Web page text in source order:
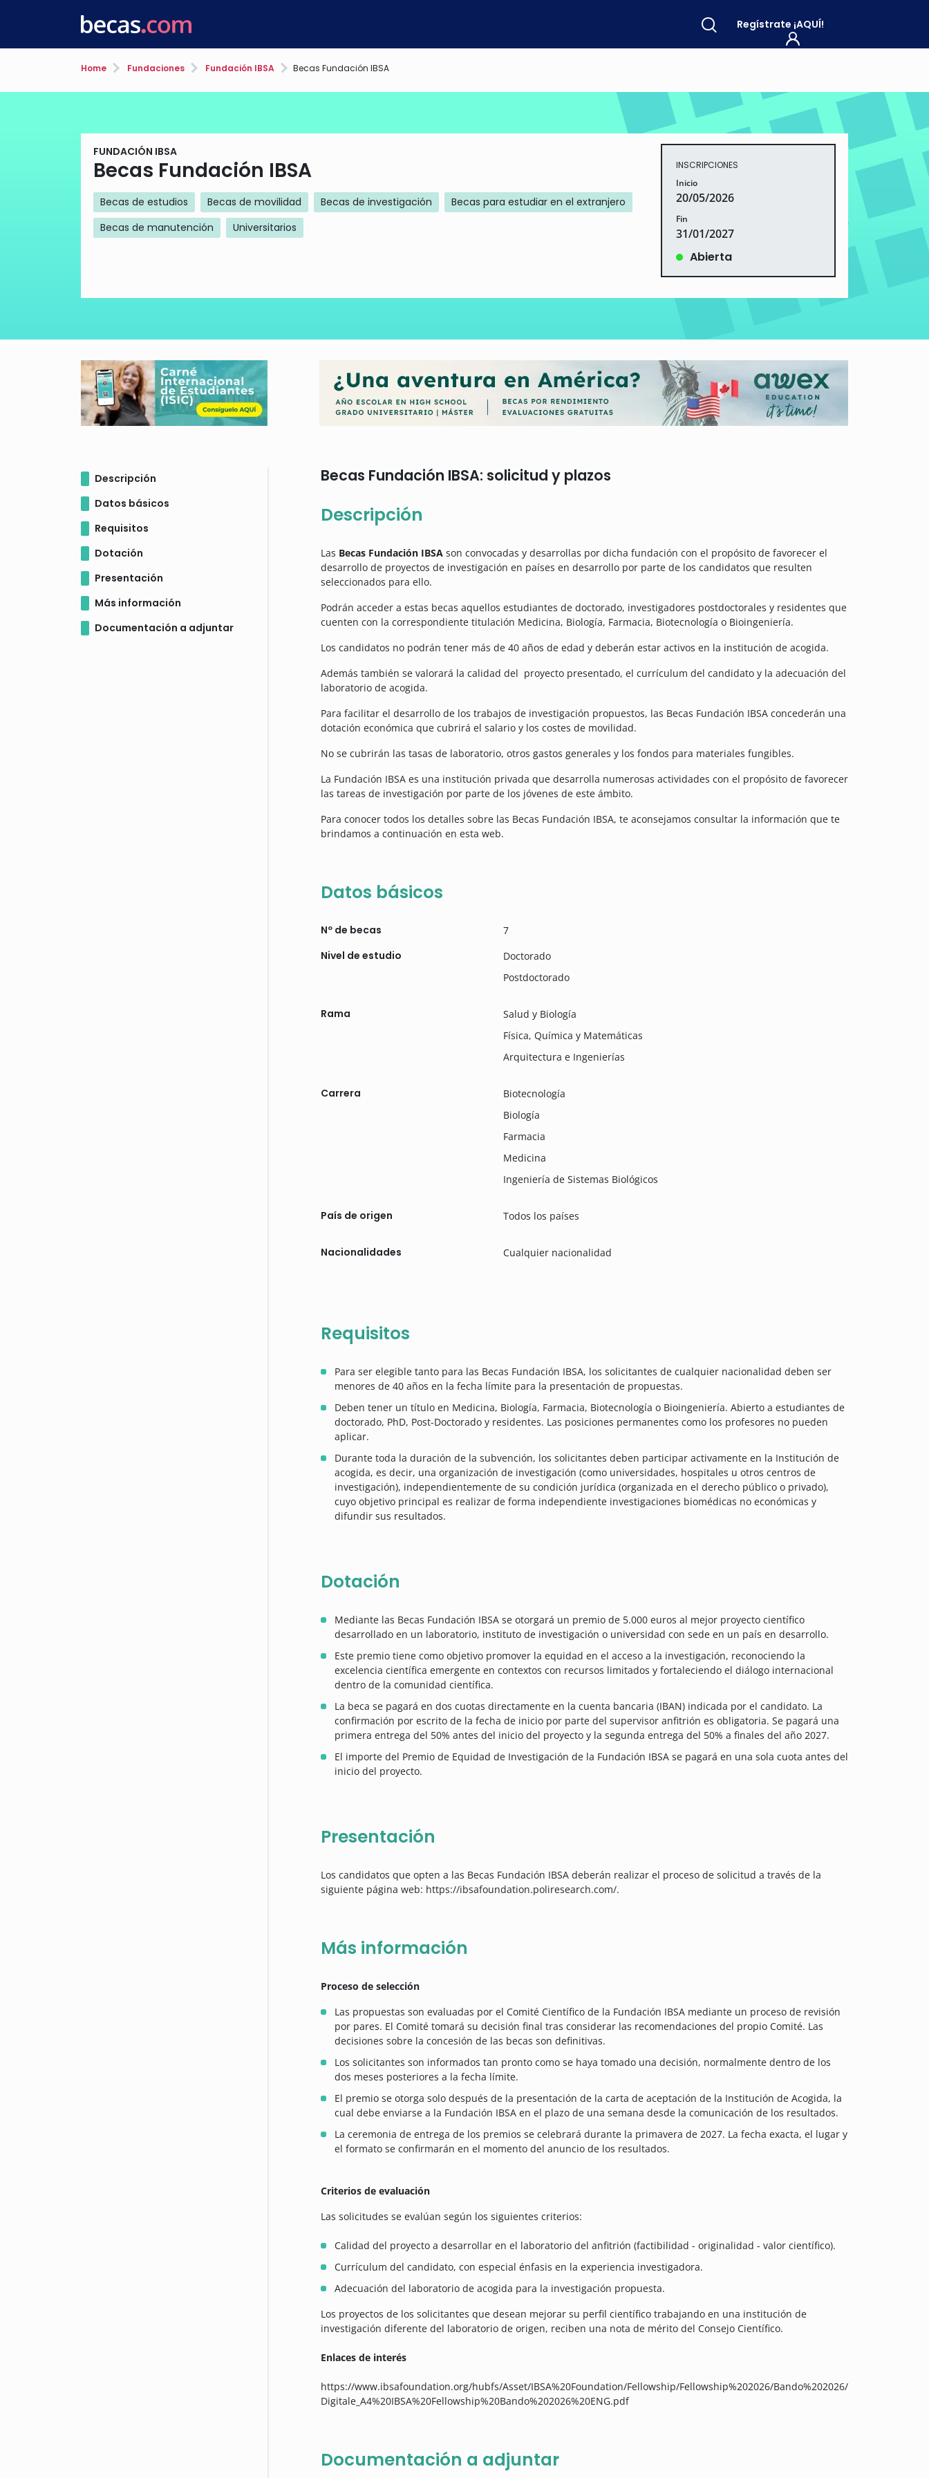
Regístrate ¡AQUÍ!
Home Fundaciones Fundación IBSA Becas Fundación IBSA
FUNDACIÓN IBSA
Becas Fundación IBSA
Becas de estudios Becas de movilidad Becas de investigación
Becas para estudiar en el extranjero
Becas de manutención
Universitarios
INSCRIPCIONES
Inicio
20/05/2026
Fin
31/01/2027
Abierta
Descripción
Datos básicos
Requisitos
Dotación
Presentación
Más información
Documentación a adjuntar
Becas Fundación IBSA: solicitud y plazos
Descripción
Las Becas Fundación IBSA son convocadas y desarrollas por dicha fundación con el propósito de favorecer el
desarrollo de proyectos de investigación en países en desarrollo por parte de los candidatos que resulten
seleccionados para ello.
Podrán acceder a estas becas aquellos estudiantes de doctorado, investigadores postdoctorales y residentes que
cuenten con la correspondiente titulación Medicina, Biología, Farmacia, Biotecnología o Bioingeniería.
Los candidatos no podrán tener más de 40 años de edad y deberán estar activos en la institución de acogida.
Además también se valorará la calidad del proyecto presentado, el currículum del candidato y la adecuación del
laboratorio de acogida.
Para facilitar el desarrollo de los trabajos de investigación propuestos, las Becas Fundación IBSA concederán una
dotación económica que cubrirá el salario y los costes de movilidad.
No se cubrirán las tasas de laboratorio, otros gastos generales y los fondos para materiales fungibles.
La Fundación IBSA es una institución privada que desarrolla numerosas actividades con el propósito de favorecer
las tareas de investigación por parte de los jóvenes de este ámbito.
Para conocer todos los detalles sobre las Becas Fundación IBSA, te aconsejamos consultar la información que te
brindamos a continuación en esta web.
Datos básicos
Nº de becas 7
Nivel de estudio
Doctorado
Postdoctorado
Rama
Salud y Biología
Física, Química y Matemáticas
Arquitectura e Ingenierías
Carrera
Biotecnología
Biología
Farmacia
Medicina
Ingeniería de Sistemas Biológicos
País de origen Todos los países
Nacionalidades Cualquier nacionalidad
Requisitos
Para ser elegible tanto para las Becas Fundación IBSA, los solicitantes de cualquier nacionalidad deben ser
menores de 40 años en la fecha límite para la presentación de propuestas.
Deben tener un título en Medicina, Biología, Farmacia, Biotecnología o Bioingeniería. Abierto a estudiantes de
doctorado, PhD, Post-Doctorado y residentes. Las posiciones permanentes como los profesores no pueden
aplicar.
Durante toda la duración de la subvención, los solicitantes deben participar activamente en la Institución de
acogida, es decir, una organización de investigación (como universidades, hospitales u otros centros de
investigación), independientemente de su condición jurídica (organizada en el derecho público o privado),
cuyo objetivo principal es realizar de forma independiente investigaciones biomédicas no económicas y
difundir sus resultados.
Dotación
Mediante las Becas Fundación IBSA se otorgará un premio de 5.000 euros al mejor proyecto científico
desarrollado en un laboratorio, instituto de investigación o universidad con sede en un país en desarrollo.
Este premio tiene como objetivo promover la equidad en el acceso a la investigación, reconociendo la
excelencia científica emergente en contextos con recursos limitados y fortaleciendo el diálogo internacional
dentro de la comunidad científica.
La beca se pagará en dos cuotas directamente en la cuenta bancaria (IBAN) indicada por el candidato. La
confirmación por escrito de la fecha de inicio por parte del supervisor anfitrión es obligatoria. Se pagará una
primera entrega del 50% antes del inicio del proyecto y la segunda entrega del 50% a finales del año 2027.
El importe del Premio de Equidad de Investigación de la Fundación IBSA se pagará en una sola cuota antes del
inicio del proyecto.
Presentación
Los candidatos que opten a las Becas Fundación IBSA deberán realizar el proceso de solicitud a través de la
siguiente página web: https://ibsafoundation.poliresearch.com/.
Más información
Proceso de selección
Las propuestas son evaluadas por el Comité Científico de la Fundación IBSA mediante un proceso de revisión
por pares. El Comité tomará su decisión final tras considerar las recomendaciones del propio Comité. Las
decisiones sobre la concesión de las becas son definitivas.
Los solicitantes son informados tan pronto como se haya tomado una decisión, normalmente dentro de los
dos meses posteriores a la fecha límite.
El premio se otorga solo después de la presentación de la carta de aceptación de la Institución de Acogida, la
cual debe enviarse a la Fundación IBSA en el plazo de una semana desde la comunicación de los resultados.
La ceremonia de entrega de los premios se celebrará durante la primavera de 2027. La fecha exacta, el lugar y
el formato se confirmarán en el momento del anuncio de los resultados.
Criterios de evaluación
Las solicitudes se evalúan según los siguientes criterios:
Calidad del proyecto a desarrollar en el laboratorio del anfitrión (factibilidad - originalidad - valor científico).
Currículum del candidato, con especial énfasis en la experiencia investigadora.
Adecuación del laboratorio de acogida para la investigación propuesta.
Los proyectos de los solicitantes que desean mejorar su perfil científico trabajando en una institución de
investigación diferente del laboratorio de origen, reciben una nota de mérito del Consejo Científico.
Enlaces de interés
https://www.ibsafoundation.org/hubfs/Asset/IBSA%20Foundation/Fellowship/Fellowship%202026/Bando%202026/
Digitale_A4%20IBSA%20Fellowship%20Bando%202026%20ENG.pdf
Documentación a adjuntar